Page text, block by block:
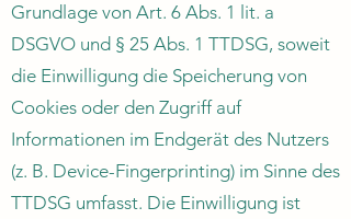
Grundlage von Art. 6 Abs. 1 lit. a
DSGVO und § 25 Abs. 1 TTDSG, soweit
die Einwilligung die Speicherung von
Cookies oder den Zugriff auf
Informationen im Endgerät des Nutzers
(z. B. Device-Fingerprinting) im Sinne des
TTDSG umfasst. Die Einwilligung ist